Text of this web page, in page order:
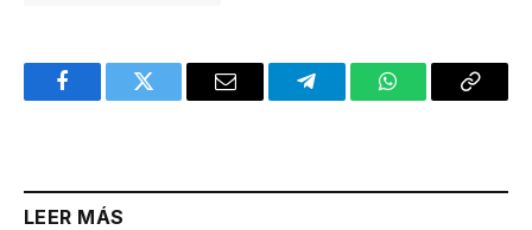
FacebookTwitter Email TelegramWhatsAppCopy
LEER MÁS